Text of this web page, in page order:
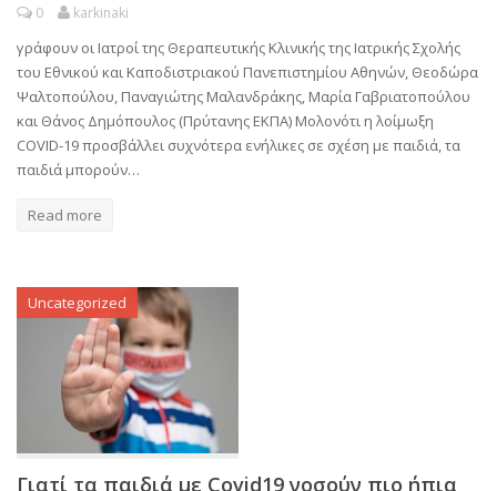
0 karkinaki
γράφουν οι Ιατροί της Θεραπευτικής Κλινικής της Ιατρικής Σχολής
του Εθνικού και Καποδιστριακού Πανεπιστημίου Αθηνών, Θεοδώρα
Ψαλτοπούλου, Παναγιώτης Μαλανδράκης, Μαρία Γαβριατοπούλου
και Θάνος Δημόπουλος (Πρύτανης ΕΚΠΑ) Μολονότι η λοίμωξη
COVID-19 προσβάλλει συχνότερα ενήλικες σε σχέση με παιδιά, τα
παιδιά μπορούν…
Read more
Uncategorized
Γιατί τα παιδιά με Covid19 νοσούν πιο ήπια